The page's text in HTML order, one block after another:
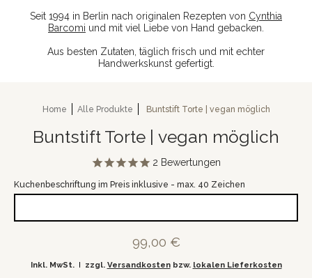
Seit 1994 in Berlin nach originalen Rezepten von Cynthia
Barcomi und mit viel Liebe von Hand gebacken.
Aus besten Zutaten, täglich frisch und mit echter
Handwerkskunst gefertigt.
Home Alle Produkte Buntstift Torte | vegan möglich
Buntstift Torte | vegan möglich
2 Bewertungen
Kuchenbeschriftung im Preis inklusive - max. 40 Zeichen
99,00 €
Inkl. MwSt. zzgl. Versandkostenbzw. lokalen Lieferkosten